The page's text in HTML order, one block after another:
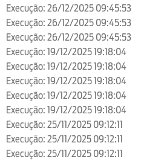
Execução: 26/12/2025 09:45:53
Execução: 26/12/2025 09:45:53
Execução: 26/12/2025 09:45:53
Execução: 19/12/2025 19:18:04
Execução: 19/12/2025 19:18:04
Execução: 19/12/2025 19:18:04
Execução: 19/12/2025 19:18:04
Execução: 19/12/2025 19:18:04
Execução: 25/11/2025 09:12:11
Execução: 25/11/2025 09:12:11
Execução: 25/11/2025 09:12:11